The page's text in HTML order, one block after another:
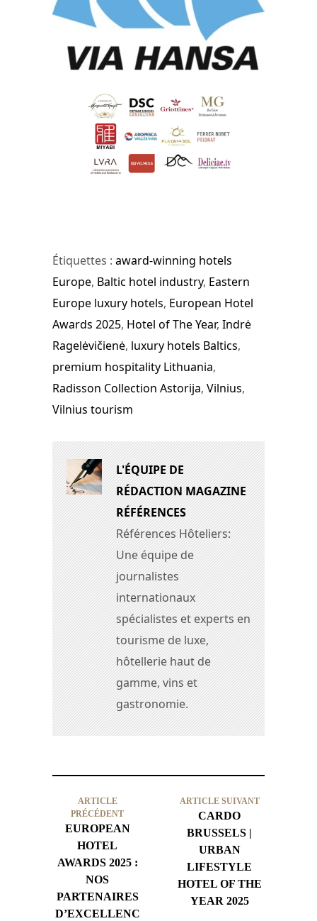
Étiquettes : award-winning hotels
Europe, Baltic hotel industry, Eastern
Europe luxury hotels, European Hotel
Awards 2025, Hotel of The Year, Indrė
Ragelėvičienė, luxury hotels Baltics,
premium hospitality Lithuania,
Radisson Collection Astorija, Vilnius,
Vilnius tourism
L'ÉQUIPE DE
RÉDACTION MAGAZINE
RÉFÉRENCES
Références Hôteliers:
Une équipe de
journalistes
internationaux
spécialistes et experts en
tourisme de luxe,
hôtellerie haut de
gamme, vins et
gastronomie.
ARTICLE
PRÉCÉDENT
EUROPEAN
HOTEL
AWARDS 2025 :
NOS
PARTENAIRES
D’EXCELLENC
ARTICLE SUIVANT
CARDO
BRUSSELS |
URBAN
LIFESTYLE
HOTEL OF THE
YEAR 2025